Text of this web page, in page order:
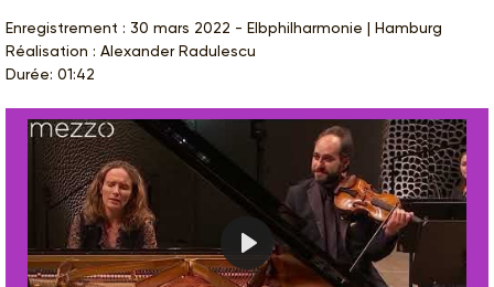
Enregistrement : 30 mars 2022 - Elbphilharmonie | Hamburg
Réalisation : Alexander Radulescu
Durée: 01:42
Play